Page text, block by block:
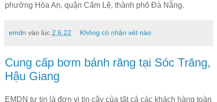
phường Hòa An, quận Cẩm Lệ, thành phố Đà Nẵng.
emdn vào lúc 2.6.22 Không có nhận xét nào:
Cung cấp bơm bánh răng tại Sóc Trăng,
Hậu Giang
EMDN tự tin là đơn vị tin cậy của tất cả các khách hàng toàn